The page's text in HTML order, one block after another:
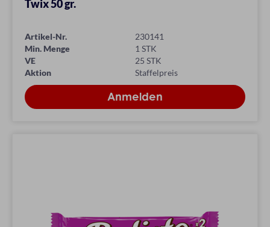
Twix 50 gr.
Artikel-Nr.
230141
Min. Menge
1 STK
VE
25 STK
Aktion
Staffelpreis